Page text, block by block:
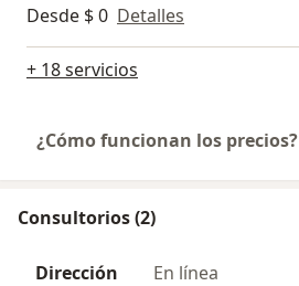
Desde $ 0 Detalles
+ 18 servicios
¿Cómo funcionan los precios?
Consultorios (2)
Dirección En línea